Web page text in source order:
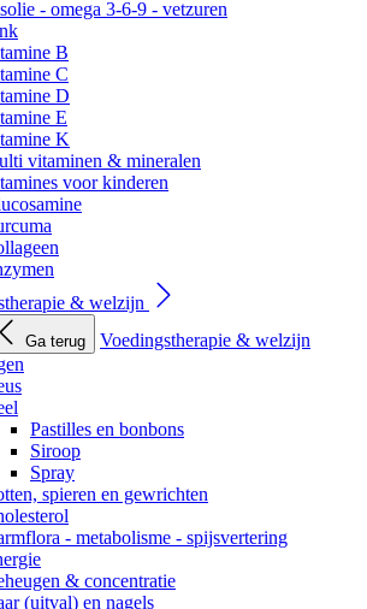
- omega 3-6-9 - vetzuren
B
C
D
E
K
vitaminen & mineralen
voor kinderen
& welzijn
Ga terug
Voedingstherapie & welzijn
Pastilles en bonbons
Siroop
Spray
spieren en gewrichten
- metabolisme - spijsvertering
& concentratie
(uitval) en nagels